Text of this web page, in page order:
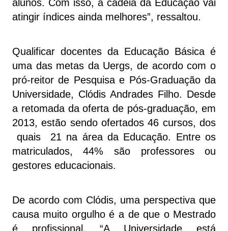
alunos. Com isso, a cadeia da Educação vai
atingir índices ainda melhores”, ressaltou.
Qualificar docentes da Educação Básica é
uma das metas da Uergs, de acordo com o
pró-reitor de Pesquisa e Pós-Graduação da
Universidade, Clódis Andrades Filho. Desde
a retomada da oferta de pós-graduação, em
2013, estão sendo ofertados 46 cursos, dos
quais 21 na área da Educação. Entre os
matriculados, 44% são professores ou
gestores educacionais.
De acordo com Clódis, uma perspectiva que
causa muito orgulho é a de que o Mestrado
é profissional. “A Universidade está